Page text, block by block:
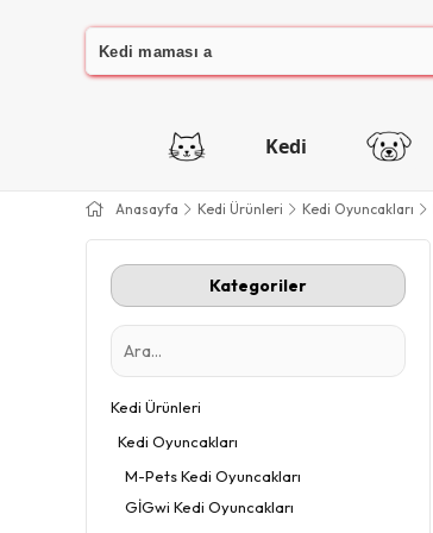
Kedi
Anasayfa Kedi Ürünleri Kedi Oyuncakları
Kategoriler
Kedi Ürünleri
Kedi Oyuncakları
M-Pets Kedi Oyuncakları
GİGwi Kedi Oyuncakları